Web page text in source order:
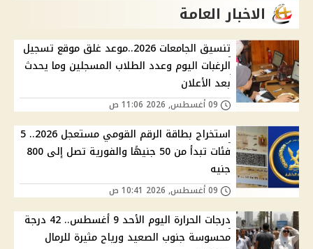
الاخبار العامة
تنسيق الجامعات 2026..موعد غلق موقع تسجيل
الرغبات اليوم وعدد الطلاب المسجلين وما يحدث
بعد الأعلان
استخراج بطاقة الرقم القومي مستعجل 2026.. 5
فئات تبدأ من 50 جنيهًا والفورية تصل إلى 800
جنيه
درجات الحرارة اليوم الأحد 9 أغسطس.. 42 درجة
محسوسة جنوب الصعيد ورياح مثيرة للرمال